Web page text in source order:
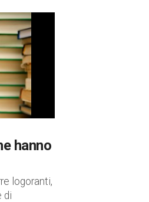
hanno
logoranti,
di